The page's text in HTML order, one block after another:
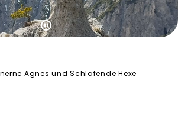
Agnes und Schlafende Hexe